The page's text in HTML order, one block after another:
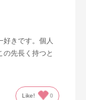
好きです。個人
先長く持つと
Like! 0